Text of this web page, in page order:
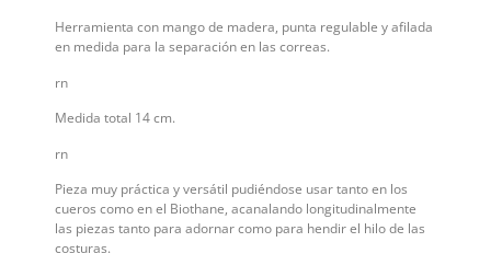
Herramienta con mango de madera, punta regulable y afilada
en medida para la separación en las correas.
rn
Medida total 14 cm.
rn
Pieza muy práctica y versátil pudiéndose usar tanto en los
cueros como en el Biothane, acanalando longitudinalmente
las piezas tanto para adornar como para hendir el hilo de las
costuras.